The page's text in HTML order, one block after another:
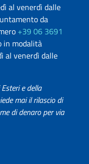
al venerdì dalle
da
+39 06 3691
in modalità
al venerdì dalle
e della
mai il rilascio di
di denaro per via